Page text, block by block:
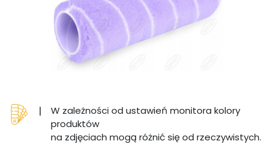
|
W zależności od ustawień monitora kolory
produktów
na zdjęciach mogą różnić się od rzeczywistych.